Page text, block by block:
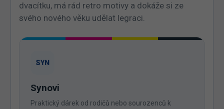
dvacítku, má rád retro motivy a dokáže si ze
svého nového věku udělat legraci.
SYN
Synovi
Praktický dárek od rodičů nebo sourozenců k